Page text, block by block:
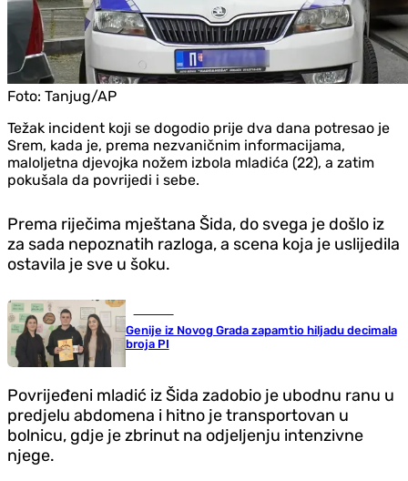
Foto: Tanjug/AP
Težak incident koji se dogodio prije dva dana potresao je
Srem, kada je, prema nezvaničnim informacijama,
maloljetna djevojka nožem izbola mladića (22), a zatim
pokušala da povrijedi i sebe.
Prema riječima mještana Šida, do svega je došlo iz
za sada nepoznatih razloga, a scena koja je uslijedila
ostavila je sve u šoku.
Genije iz Novog Grada zapamtio hiljadu decimala
broja PI
Povrijeđeni mladić iz Šida zadobio je ubodnu ranu u
predjelu abdomena i hitno je transportovan u
bolnicu, gdje je zbrinut na odjeljenju intenzivne
njege.